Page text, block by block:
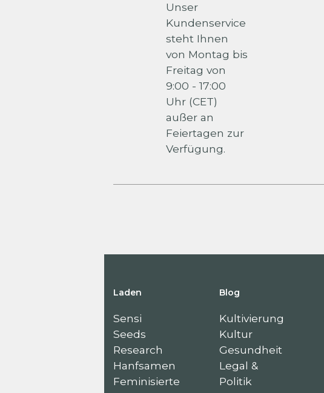
Unser
Kundenservice
steht Ihnen
von Montag bis
Freitag von
9:00 - 17:00
Uhr (CET)
außer an
Feiertagen zur
Verfügung.
Laden
Sensi
Seeds
Research
Hanfsamen
Feminisierte
Blog
Kultivierung
Kultur
Gesundheit
Legal &
Politik